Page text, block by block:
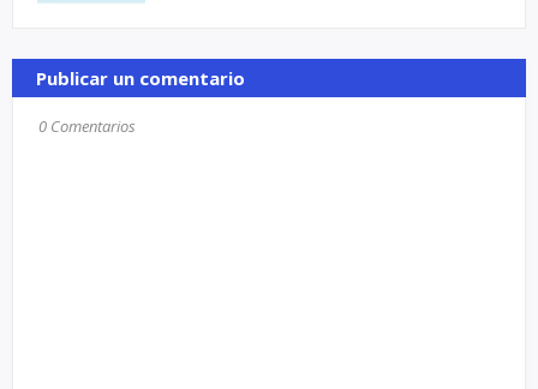
Publicar un comentario
0 Comentarios